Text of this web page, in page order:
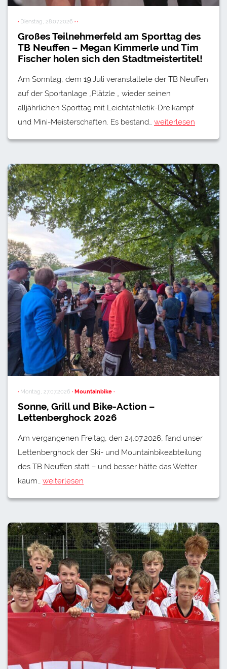
· Dienstag, 28.07.2026 · ·
Großes Teilnehmerfeld am Sporttag des
TB Neuffen – Megan Kimmerle und Tim
Fischer holen sich den Stadtmeistertitel!
Am Sonntag, dem 19.Juli veranstaltete der TB Neuffen
auf der Sportanlage „Plätzle „ wieder seinen
alljährlichen Sporttag mit Leichtathletik-Dreikampf
und Mini-Meisterschaften. Es bestand… weiterlesen
· Montag, 27.07.2026 · Mountainbike ·
Sonne, Grill und Bike-Action –
Lettenberghock 2026
Am vergangenen Freitag, den 24.07.2026, fand unser
Lettenberghock der Ski- und Mountainbikeabteilung
des TB Neuffen statt – und besser hätte das Wetter
kaum… weiterlesen